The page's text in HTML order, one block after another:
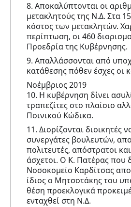
8. Αποκαλύπτονται οι
μετακλητούς της Ν.Δ. Στα
κόστος των μετακλητών.
περίπτωση, οι 460
Προεδρία της Κυβέρνησης.
9. Απαλλάσσονται από
κατάθεσης πόθεν έσχες οι
Νοέμβριος 2019
10. Η κυβέρνηση δίνει
τραπεζίτες στο πλαίσιο
Ποινικού Κώδικα.
11. Διορίζονται διοικητές
συνεργάτες βουλευτών,
πολιτευτές, απόστρατοι
άσχετοι. Ο Κ. Πατέρας που
Νοσοκομείο Καρδίτσας
ίδιος ο Μητσοτάκης του
θέση προεκλογικά
ενταχθεί στη Ν.Δ.